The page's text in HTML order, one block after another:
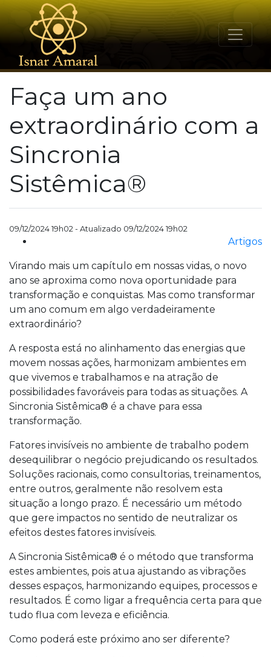
Faça um ano
extraordinário com a
Sincronia
Sistêmica®
09/12/2024 19h02 - Atualizado 09/12/2024 19h02
Artigos
Virando mais um capítulo em nossas vidas, o novo
ano se aproxima como nova oportunidade para
transformação e conquistas. Mas como transformar
um ano comum em algo verdadeiramente
extraordinário?
A resposta está no alinhamento das energias que
movem nossas ações, harmonizam ambientes em
que vivemos e trabalhamos e na atração de
possibilidades favoráveis para todas as situações. A
Sincronia Sistêmica® é a chave para essa
transformação.
Fatores invisíveis no ambiente de trabalho podem
desequilibrar o negócio prejudicando os resultados.
Soluções racionais, como consultorias, treinamentos,
entre outros, geralmente não resolvem esta
situação a longo prazo. É necessário um método
que gere impactos no sentido de neutralizar os
efeitos destes fatores invisíveis.
A Sincronia Sistêmica® é o método que transforma
estes ambientes, pois atua ajustando as vibrações
desses espaços, harmonizando equipes, processos e
resultados. É como ligar a frequência certa para que
tudo flua com leveza e eficiência.
Como poderá este próximo ano ser diferente?